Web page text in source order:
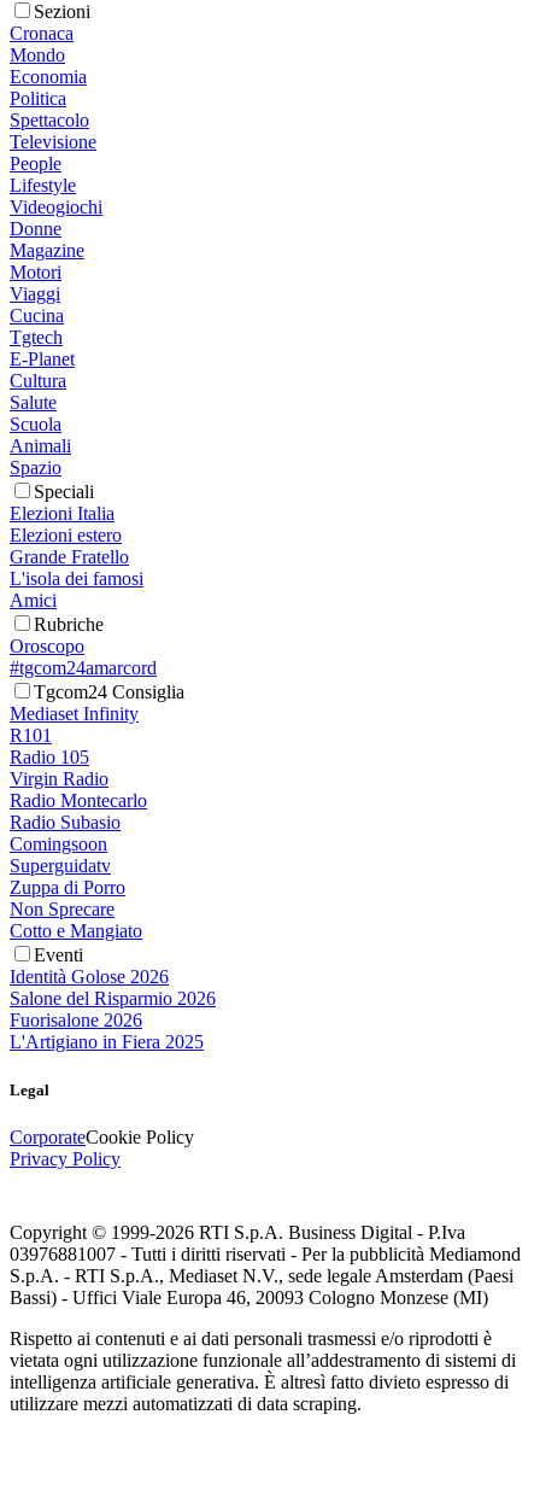
Sezioni
Cronaca
Mondo
Economia
Politica
Spettacolo
Televisione
People
Lifestyle
Videogiochi
Donne
Magazine
Motori
Viaggi
Cucina
Tgtech
E-Planet
Cultura
Salute
Scuola
Animali
Spazio
Speciali
Elezioni Italia
Elezioni estero
Grande Fratello
L'isola dei famosi
Amici
Rubriche
Oroscopo
#tgcom24amarcord
Tgcom24 Consiglia
Mediaset Infinity
R101
Radio 105
Virgin Radio
Radio Montecarlo
Radio Subasio
Comingsoon
Superguidatv
Zuppa di Porro
Non Sprecare
Cotto e Mangiato
Eventi
Identità Golose 2026
Salone del Risparmio 2026
Fuorisalone 2026
L'Artigiano in Fiera 2025
Legal
CorporateCookie Policy
Privacy Policy
Copyright © 1999-2026 RTI S.p.A. Business Digital - P.Iva
03976881007 - Tutti i diritti riservati - Per la pubblicità Mediamond
S.p.A. - RTI S.p.A., Mediaset N.V., sede legale Amsterdam (Paesi
Bassi) - Uffici Viale Europa 46, 20093 Cologno Monzese (MI)
Rispetto ai contenuti e ai dati personali trasmessi e/o riprodotti è
vietata ogni utilizzazione funzionale all’addestramento di sistemi di
intelligenza artificiale generativa. È altresì fatto divieto espresso di
utilizzare mezzi automatizzati di data scraping.